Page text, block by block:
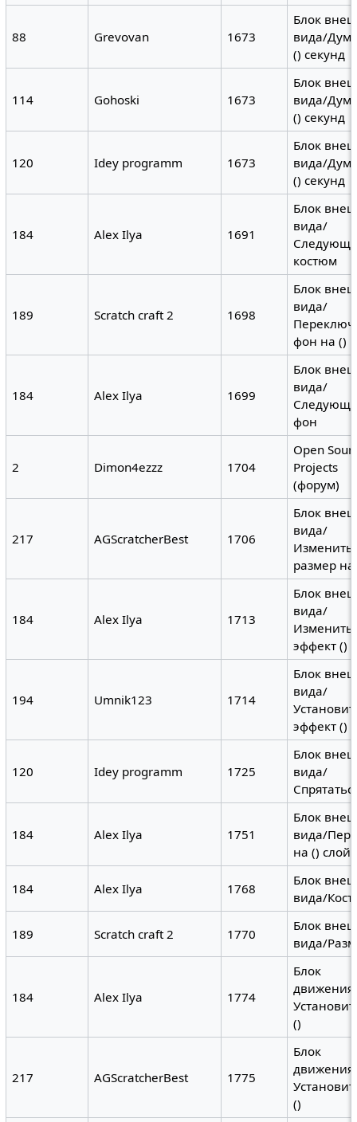
88 Grevovan 1673
Блок
вида/
() секунд
114 Gohoski 1673
Блок
вида/
() секунд
120 Idey programm 1673
Блок
вида/
() секунд
184 Alex Ilya 1691
Блок
вида/
костюм
189 Scratch craft 2 1698
Блок
вида/
фон на ()
184 Alex Ilya 1699
Блок
вида/
фон
2 Dimon4ezzz 1704
Open
Projects
(форум)
217 AGScratcherBest 1706
Блок
вида/
Изменить
размер на
184 Alex Ilya 1713
Блок
вида/
Изменить
эффект ()
194 Umnik123 1714
Блок
вида/
эффект ()
120 Idey programm 1725
Блок
вида/
184 Alex Ilya 1751
Блок
вида/
на () слой
184 Alex Ilya 1768
Блок
вида/
189 Scratch craft 2 1770
Блок
вида/
184 Alex Ilya 1774
Блок
()
217 AGScratcherBest 1775
Блок
()